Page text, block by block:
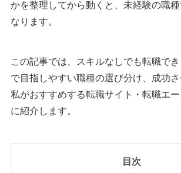
かを整理してから動くと、未経験の職種
なります。
この記事では、スキルなしでも転職で
で目指しやすい職種の選び分け、成功さ
私がおすすめする転職サイト・転職エ
に紹介します。
目次